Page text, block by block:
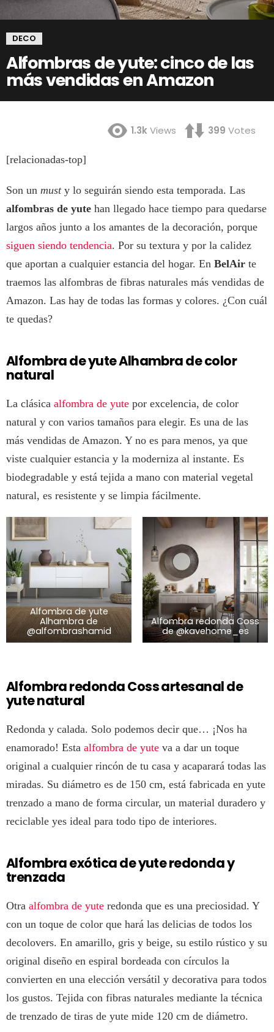
DECO
Alfombras de yute: cinco de las
más vendidas en Amazon
1.3kViews 399 Votes
[relacionadas-top]
Son un musty lo seguirán siendo esta temporada. Las
alfombras de yute han llegado hace tiempo para quedarse
largos años junto a los amantes de la decoración, porque
siguen siendo tendencia. Por su textura y por la calidez
que aportan a cualquier estancia del hogar. En BelAir te
traemos las alfombras de fibras naturales más vendidas de
Amazon. Las hay de todas las formas y colores. ¿Con cuál
te quedas?
Alfombra de yute Alhambra de color
natural
La clásica alfombra de yute por excelencia, de color
natural y con varios tamaños para elegir. Es una de las
más vendidas de Amazon. Y no es para menos, ya que
viste cualquier estancia y la moderniza al instante. Es
biodegradable y está tejida a mano con material vegetal
natural, es resistente y se limpia fácilmente.
Alfombra de yute
Alhambra de
@alfombrashamid
Alfombra redonda Coss
de @kavehome_es
Alfombra redonda Coss artesanal de
yute natural
Redonda y calada. Solo podemos decir que… ¡Nos ha
enamorado! Esta alfombra de yute va a dar un toque
original a cualquier rincón de tu casa y acaparará todas las
miradas. Su diámetro es de 150 cm, está fabricada en yute
trenzado a mano de forma circular, un material duradero y
reciclable yes ideal para todo tipo de interiores.
Alfombra exótica de yute redonda y
trenzada
Otra alfombra de yute redonda que es una preciosidad. Y
con un toque de color que hará las delicias de todos los
decolovers. En amarillo, gris y beige, su estilo rústico y su
original diseño en espiral bordeada con círculos la
convierten en una elección versátil y decorativa para todos
los gustos. Tejida con fibras naturales mediante la técnica
de trenzado de tiras de yute mide 120 cm de diámetro.